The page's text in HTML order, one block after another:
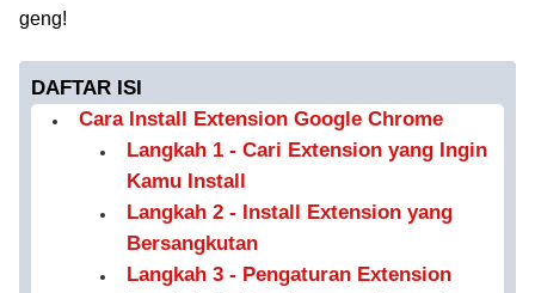
geng!
DAFTAR ISI
Cara Install Extension Google Chrome
Langkah 1 - Cari Extension yang Ingin
Kamu Install
Langkah 2 - Install Extension yang
Bersangkutan
Langkah 3 - Pengaturan Extension